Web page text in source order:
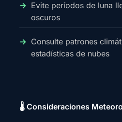
Evite períodos de luna
oscuros
Consulte patrones
estadísticas de nubes
🌡️ Consideraciones